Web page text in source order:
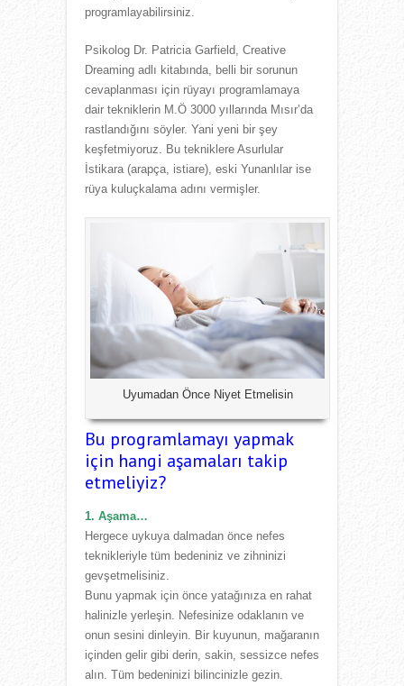
programlayabilirsiniz.
Psikolog Dr. Patricia Garfield, Creative
Dreaming adlı kitabında, belli bir sorunun
cevaplanması için rüyayı programlamaya
dair tekniklerin M.Ö 3000 yıllarında Mısır’da
rastlandığını söyler. Yani yeni bir şey
keşfetmiyoruz. Bu tekniklere Asurlular
İstikara (arapça, istiare), eski Yunanlılar ise
rüya kuluçkalama adını vermişler.
Uyumadan Önce Niyet Etmelisin
Bu programlamayı yapmak
için hangi aşamaları takip
etmeliyiz?
1. Aşama…
Hergece uykuya dalmadan önce nefes
teknikleriyle tüm bedeniniz ve zihninizi
gevşetmelisiniz.
Bunu yapmak için önce yatağınıza en rahat
halinizle yerleşin. Nefesinize odaklanın ve
onun sesini dinleyin. Bir kuyunun, mağaranın
içinden gelir gibi derin, sakin, sessizce nefes
alın. Tüm bedeninizi bilincinizle gezin.